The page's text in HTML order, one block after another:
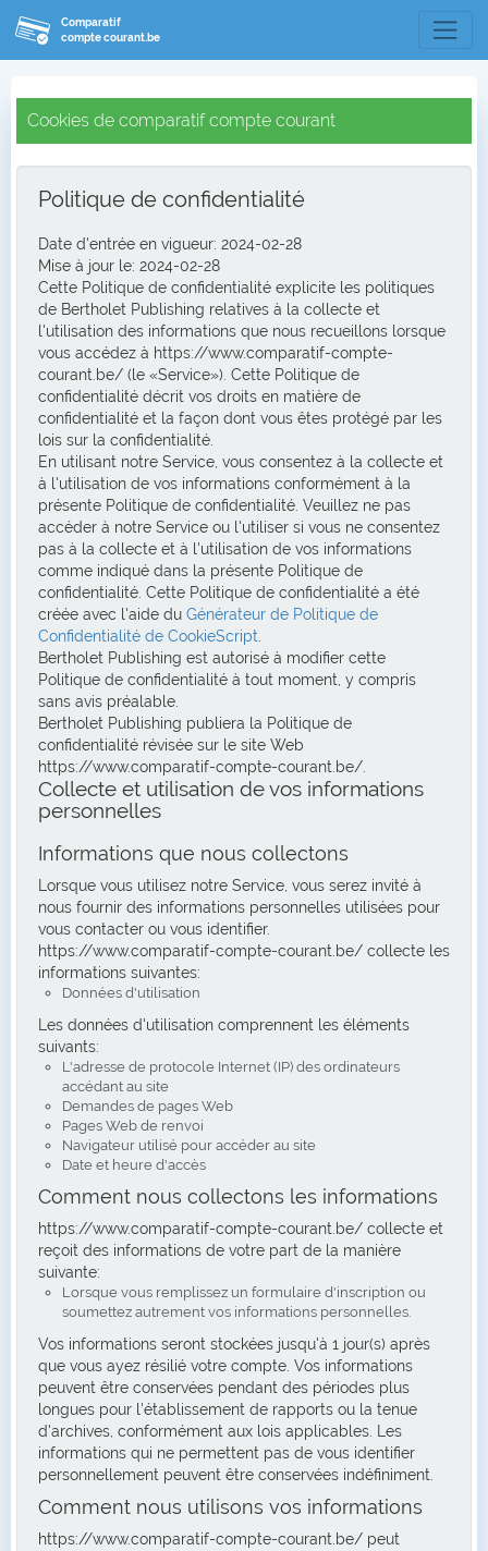
Comparatif
compte courant.be
Cookies de comparatif compte courant
Politique de confidentialité
Date d'entrée en vigueur: 2024-02-28
Mise à jour le: 2024-02-28
Cette Politique de confidentialité explicite les politiques
de Bertholet Publishing relatives à la collecte et
l'utilisation des informations que nous recueillons lorsque
vous accédez à https://www.comparatif-compte-
courant.be/ (le «Service»). Cette Politique de
confidentialité décrit vos droits en matière de
confidentialité et la façon dont vous êtes protégé par les
lois sur la confidentialité.
En utilisant notre Service, vous consentez à la collecte et
à l'utilisation de vos informations conformément à la
présente Politique de confidentialité. Veuillez ne pas
accéder à notre Service ou l'utiliser si vous ne consentez
pas à la collecte et à l'utilisation de vos informations
comme indiqué dans la présente Politique de
confidentialité. Cette Politique de confidentialité a été
créée avec l'aide du Générateur de Politique de
Confidentialité de CookieScript
Bertholet Publishing est autorisé à modifier cette
Politique de confidentialité à tout moment, y compris
sans avis préalable.
Bertholet Publishing publiera la Politique de
confidentialité révisée sur le site Web
https://www.comparatif-compte-courant.be/.
Collecte et utilisation de vos informations
personnelles
Informations que nous collectons
Lorsque vous utilisez notre Service, vous serez invité à
nous fournir des informations personnelles utilisées pour
vous contacter ou vous identifier.
https://www.comparatif-compte-courant.be/ collecte les
informations suivantes:
Données d'utilisation
Les données d'utilisation comprennent les éléments
suivants:
L'adresse de protocole Internet (IP) des ordinateurs
accédant au site
Demandes de pages Web
Pages Web de renvoi
Navigateur utilisé pour accéder au site
Date et heure d'accès
Comment nous collectons les informations
https://www.comparatif-compte-courant.be/ collecte et
reçoit des informations de votre part de la manière
suivante:
Lorsque vous remplissez un formulaire d'inscription ou
soumettez autrement vos informations personnelles.
Vos informations seront stockées jusqu'à 1 jour(s) après
que vous ayez résilié votre compte. Vos informations
peuvent être conservées pendant des périodes plus
longues pour l'établissement de rapports ou la tenue
d'archives, conformément aux lois applicables. Les
informations qui ne permettent pas de vous identifier
personnellement peuvent être conservées indéfiniment.
Comment nous utilisons vos informations
https://www.comparatif-compte-courant.be/ peut